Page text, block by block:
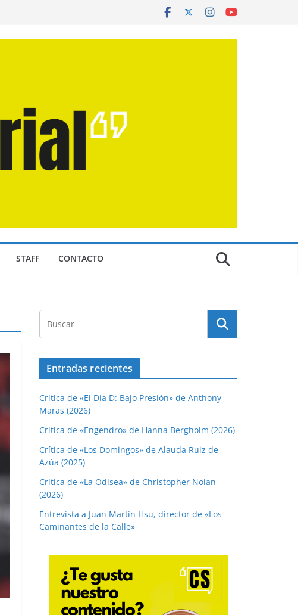
STAFF CONTACTO
Entradas recientes
Crítica de «El Día D: Bajo Presión» de Anthony
Maras (2026)
Crítica de «Engendro» de Hanna Bergholm (2026)
Crítica de «Los Domingos» de Alauda Ruiz de
Azúa (2025)
Crítica de «La Odisea» de Christopher Nolan
(2026)
Entrevista a Juan Martín Hsu, director de «Los
Caminantes de la Calle»